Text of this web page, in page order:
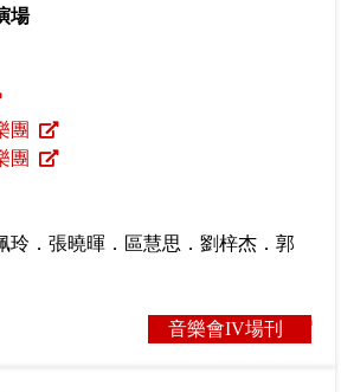
場
團
團
玲．張曉暉．區慧思．劉梓杰．郭
音樂會IV場刊